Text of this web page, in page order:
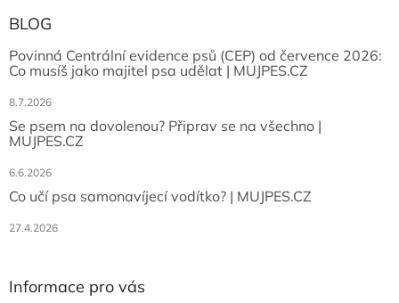
BLOG
Povinná Centrální evidence psů (CEP) od července 2026:
Co musíš jako majitel psa udělat | MUJPES.CZ
8.7.2026
Se psem na dovolenou? Připrav se na všechno |
MUJPES.CZ
6.6.2026
Co učí psa samonavíjecí vodítko? | MUJPES.CZ
27.4.2026
Informace pro vás